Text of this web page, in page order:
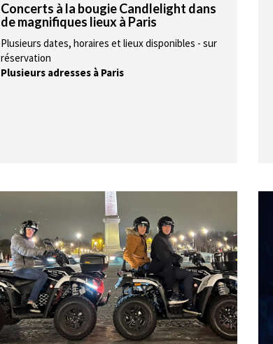
Concerts à la bougie Candlelight dans
de magnifiques lieux à Paris
Plusieurs dates, horaires et lieux disponibles - sur
réservation
Plusieurs adresses à Paris